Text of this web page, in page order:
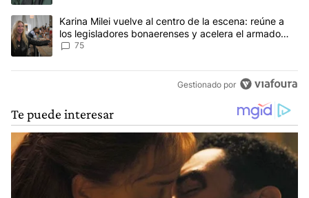
Un artículo de tendencia con el título "Karina Milei vuelve al
Karina Milei vuelve al centro de la escena: reúne a
los legisladores bonaerenses y acelera el armado
para 2027
75
Gestionado por